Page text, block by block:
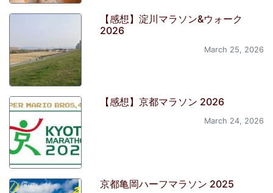
【感想】淀川マラソン&ウォーク
2026
March 25, 2026
【感想】京都マラソン 2026
March 24, 2026
京都亀岡ハーフマラソン 2025